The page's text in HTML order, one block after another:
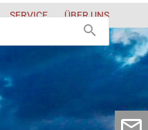
SERVICE ÜBER UNS